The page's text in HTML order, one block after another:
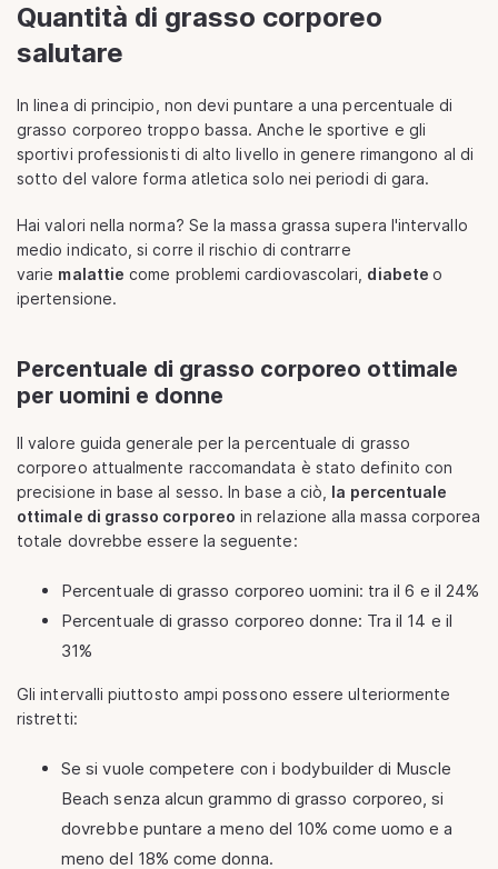
Quantità di grasso corporeo
salutare
In linea di principio, non devi puntare a una percentuale di
grasso corporeo troppo bassa. Anche le sportive e gli
sportivi professionisti di alto livello in genere rimangono al di
sotto del valore forma atletica solo nei periodi di gara.
Hai valori nella norma? Se la massa grassa supera l'intervallo
medio indicato, si corre il rischio di contrarre
varie malattie come problemi cardiovascolari, diabeteo
ipertensione.
Percentuale di grasso corporeo ottimale
per uomini e donne
Il valore guida generale per la percentuale di grasso
corporeo attualmente raccomandata è stato definito con
precisione in base al sesso. In base a ciò, la percentuale
ottimale di grasso corporeo in relazione alla massa corporea
totale dovrebbe essere la seguente:
Percentuale di grasso corporeo uomini: tra il 6 e il 24%
Percentuale di grasso corporeo donne: Tra il 14 e il
31%
Gli intervalli piuttosto ampi possono essere ulteriormente
ristretti:
Se si vuole competere con i bodybuilder di Muscle
Beach senza alcun grammo di grasso corporeo, si
dovrebbe puntare a meno del 10% come uomo e a
meno del 18% come donna.